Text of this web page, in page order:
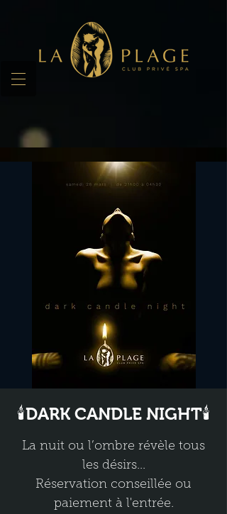
🕯️DARK CANDLE NIGHT🕯️
La nuit ou l’ombre révèle tous
les désirs...
Réservation conseillée ou
paiement à l'entrée.